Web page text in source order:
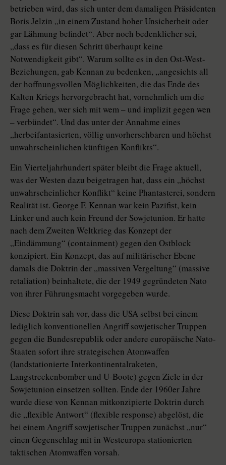
betrieben wird, das sich unter dem damaligen Präsidenten
Boris Jelzin „in einem Zustand hoher Unsicherheit oder
gar Lähmung befindet“. Aber noch bedenklicher sei,
„dass es für diesen Schritt überhaupt keine
Notwendigkeit gibt“. Warum sollte es in den Ost-West-
Beziehungen, gab Kennan zu bedenken, „angesichts all
der hoffnungsvollen Möglichkeiten, die das Ende des
Kalten Kriegs hervorgebracht hat, vornehmlich um die
Frage gehen, wer sich mit wem – und implizit gegen wen
– verbündet“. Und das unter der Annahme eines
„herbeifantasierten, völlig unvorhersehbaren und höchst
unwahrscheinlichen künftigen Konflikts“.
Ein Vierteljahrhundert später bleibt die Frage aktuell,
was der Westen dazu beigetragen hat, dass ein „höchst
unwahrscheinlicher Konflikt“ keine Phantasterei, sondern
Realität ist. George F. Kennan war kein Pazifist, kein
Linker und auch kein Freund der Sowjet­union. Er hatte
nach dem Zweiten Weltkrieg das Konzept der
„Eindämmung“ (containment) gegen den Ostblock
konzipiert. Ein Konzept, das auf militärischer Ebene
damals die Doktrin der „massiven Vergeltung“ (massive
retaliation) beinhaltete, die der 1949 gegründeten Nato
von ihrer Führungsmacht vorgegeben wurde.
Diese Doktrin sah vor, dass die USA selbst bei einem
lediglich konventionellen Angriff sowjetischer Truppen
gegen die Bundesrepublik oder andere europäische Nato-
Staaten sofort ihre strategischen Atomwaffen
(landstationierte Interkontinentalraketen,
Langstreckenbomber und U-Boote) gegen Ziele in der
Sowjetunion einsetzen sollten. Ende der 1960er Jahre
wurde diese von Kennan mitkonzipierte Doktrin durch
die „flexible Antwort“ (flexible response) abgelöst, die
bei einem Angriff sowjetischer Truppen zunächst „nur“
einen Gegenschlag mit in Westeuropa stationierten
taktischen Atomwaffen vorsah.